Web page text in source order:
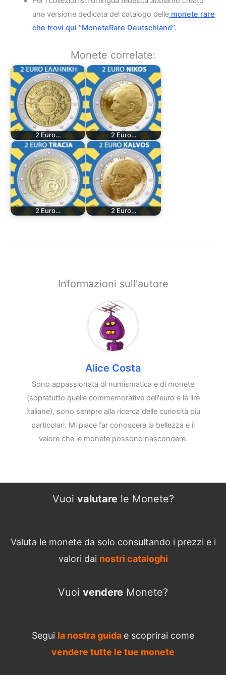
una versione dedicata del catalogo dellemonete rare
che trovi qui “MoneteRare Deutschland”.
Monete correlate:
2 Euro… 2 Euro…
2 Euro… 2 Euro…
Informazioni sull'autore
Alice Costa
Sono appassionata di numismatica e di monete
(sopratutto quelle commemorative dell'euro e le lire
italiane), sono sempre alla ricerca delle curiosità più
particolari. Mi piace far conoscere la bellezza e il
valore che le monete possono nascondere.
Vuoi valutarele Monete?
Valuta le monete da solo consultando i prezzi e i
valori dai nostri cataloghi
Vuoi vendere Monete?
Segui la nostra guida e scoprirai come
vendere tutte le tue monete